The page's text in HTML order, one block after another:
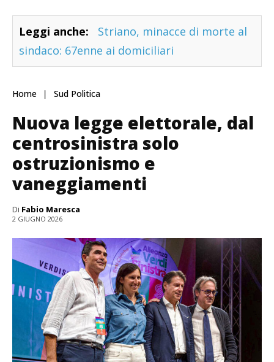
Leggi anche:
Striano, minacce di morte al
sindaco: 67enne ai domiciliari
Home Sud Politica
Nuova legge elettorale, dal
centrosinistra solo
ostruzionismo e
vaneggiamenti
Di Fabio Maresca
2 GIUGNO 2026